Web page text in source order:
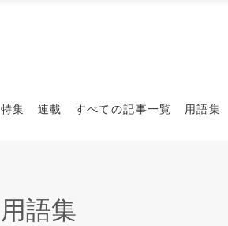
特集 連載 すべての記事一覧 用語集
用語集